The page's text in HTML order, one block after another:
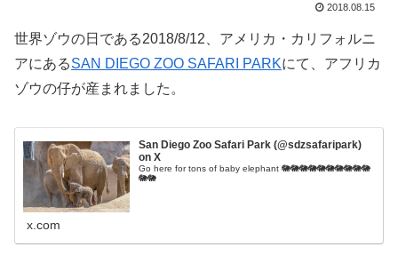
2018.08.15
世界ゾウの日である2018/8/12、アメリカ・カリフォルニ
アにあるSAN DIEGO ZOO SAFARI PARKにて、アフリカ
ゾウの仔が産まれました。
San Diego Zoo Safari Park (@sdzsafaripark)
on X
Go here for tons of baby elephant 🐘🐘🐘🐘🐘🐘🐘🐘🐘🐘
🐘🐘
x.com